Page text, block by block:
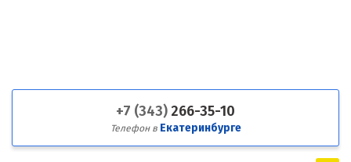
+7 (343) 266-35-10
Телефон в Екатеринбурге